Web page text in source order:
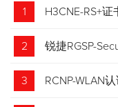
1 H3CNE-RS+
2 锐捷RGSP-
3 RCNP-WLAN